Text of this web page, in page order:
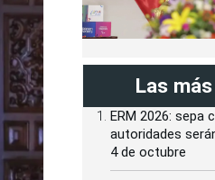
Las
ERM 2026: sepa
autoridades
4 de octubre